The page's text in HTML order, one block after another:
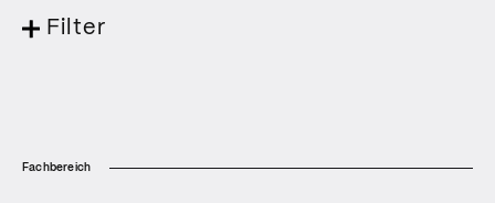
Filter
Fachbereich